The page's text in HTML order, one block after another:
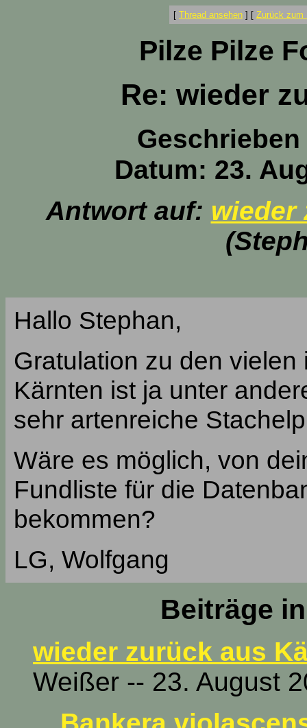
[ Thread ansehen ] [ Zurück zum
Pilze Pilze
Re: wieder
Datum: 23.
Antwort auf: wieder
Hallo Stephan,
Gratulation zu den
Kärnten ist ja unter
sehr artenreiche
Wäre es möglich, von
Fundliste für die
bekommen?
LG, Wolfgang
Beiträge
wieder zurück aus
Weißer -- 23. August